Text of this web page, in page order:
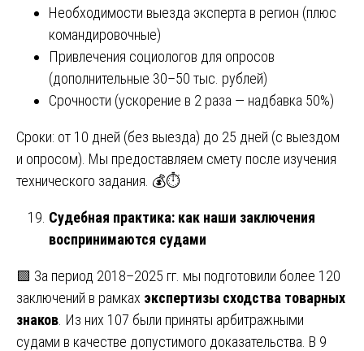
Необходимости выезда эксперта в регион (плюс
командировочные)
Привлечения социологов для опросов
(дополнительные 30–50 тыс. рублей)
Срочности (ускорение в 2 раза — надбавка 50%)
Сроки: от 10 дней (без выезда) до 25 дней (с выездом
и опросом). Мы предоставляем смету после изучения
технического задания. 💰⏱️
Судебная практика: как наши заключения
воспринимаются судами
🟩 За период 2018–2025 гг. мы подготовили более 120
заключений в рамках экспертизы сходства товарных
знаков . Из них 107 были приняты арбитражными
судами в качестве допустимого доказательства. В 9